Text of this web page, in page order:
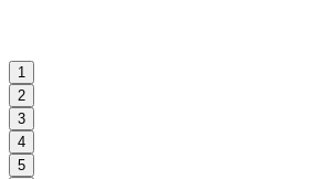
1
2
3
4
5